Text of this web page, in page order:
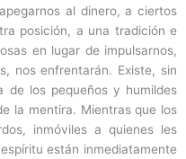
al dinero, a ciertos
posición, a una tradición e
en lugar de impulsarnos,
nos enfrentarán. Existe, sin
de los pequeños y humildes
la mentira. Mientras que los
inmóviles a quienes les
están inmediatamente